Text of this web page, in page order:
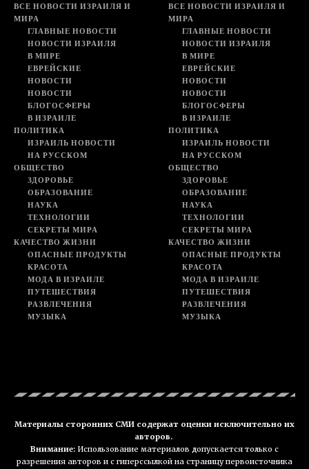
ВСЕ НОВОСТИ ИЗРАИЛЯ И
МИРА
ГЛАВНЫЕ НОВОСТИ
НОВОСТИ ИЗРАИЛЯ
В МИРЕ
ЕВРЕЙСКИЕ
НОВОСТИ
НОВОСТИ
БЛОГОСФЕРЫ
В ИЗРАИЛЕ
ПОЛИТИКА
ИЗРАИЛЬ НОВОСТИ
НА РУССКОМ
ОБЩЕСТВО
ЗДОРОВЬЕ
ОБРАЗОВАНИЕ
НАУКА
ТЕХНОЛОГИИ
СЕКРЕТЫ МИРА
КАЧЕСТВО ЖИЗНИ
ОПАСНЫЕ ПРОДУКТЫ
КРАСОТА
МОДА В ИЗРАИЛЕ
ПУТЕШЕСТВИЯ
РАЗВЛЕЧЕНИЯ
МУЗЫКА
ВСЕ НОВОСТИ ИЗРАИЛЯ И
МИРА
ГЛАВНЫЕ НОВОСТИ
НОВОСТИ ИЗРАИЛЯ
В МИРЕ
ЕВРЕЙСКИЕ
НОВОСТИ
НОВОСТИ
БЛОГОСФЕРЫ
В ИЗРАИЛЕ
ПОЛИТИКА
ИЗРАИЛЬ НОВОСТИ
НА РУССКОМ
ОБЩЕСТВО
ЗДОРОВЬЕ
ОБРАЗОВАНИЕ
НАУКА
ТЕХНОЛОГИИ
СЕКРЕТЫ МИРА
КАЧЕСТВО ЖИЗНИ
ОПАСНЫЕ ПРОДУКТЫ
КРАСОТА
МОДА В ИЗРАИЛЕ
ПУТЕШЕСТВИЯ
РАЗВЛЕЧЕНИЯ
МУЗЫКА
Материалы сторонних СМИ содержат оценки исключительно их
авторов.
Внимание: Использование материалов допускается только с
разрешения авторов и с гиперссылкой на страницу первоисточника